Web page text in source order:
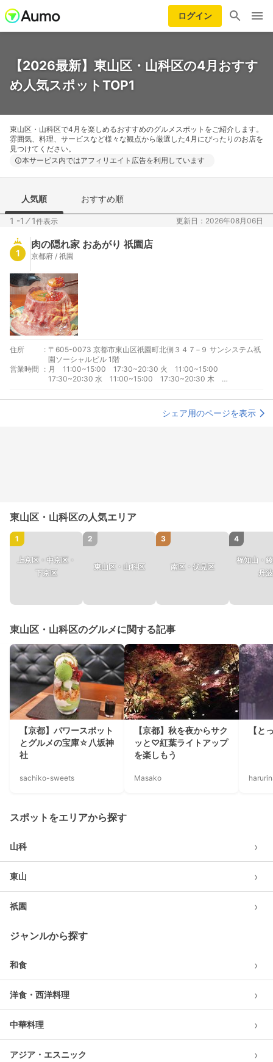
ログイン
【2026最新】東山区・山科区の4月おすす
め人気スポットTOP1
東山区・山科区で4月を楽しめるおすすめのグルメスポットをご紹介します。
雰囲気、料理、サービスなど様々な観点から厳選した4月にぴったりのお店を
見つけてください。
本サービス内ではアフィリエイト広告を利用しています
人気順 おすすめ順
1 -1 ⁄1件表示 更新日：2026年08月06日
1
肉の隠れ家 おあがり 祇園店
京都府 / 祇園
住所 : 〒605-0073 京都市東山区祇園町北側３４７−９ サンシステム祇
園ソーシャルビル 1階
営業時間
: 月 11:00~15:00 17:30~20:30 火 11:00~15:00
17:30~20:30 水 11:00~15:00 17:30~20:30 木
土 11:00~15:00 17:30~20:30 日 11:00~15:00
シェア用のページを表示
東山区・山科区の人気エリア
1
上京区・中京区・
下京区
2
東山区・山科区
3
南区・伏見区
4
福知山・
丹波
東山区・山科区のグルメに関する記事
【京都】パワースポット
とグルメの宝庫☆八坂神
社
sachiko-sweets
【京都】秋を夜からサク
ッと♡紅葉ライトアップ
を楽しもう
Masako
【と
スポットをエリアから探す
山科 ›
東山 ›
祇園 ›
ジャンルから探す
和食 ›
洋食・西洋料理 ›
中華料理 ›
アジア・エスニック ›